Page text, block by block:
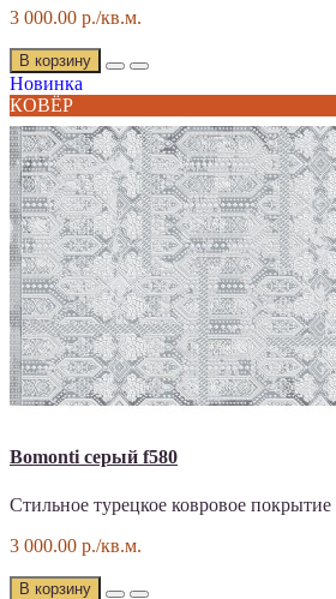
3 000.00 р./кв.м.
В корзину
Новинка
КОВЁР
Bomonti серый f580
Стильное турецкое ковровое покрытие
3 000.00 р./кв.м.
В корзину